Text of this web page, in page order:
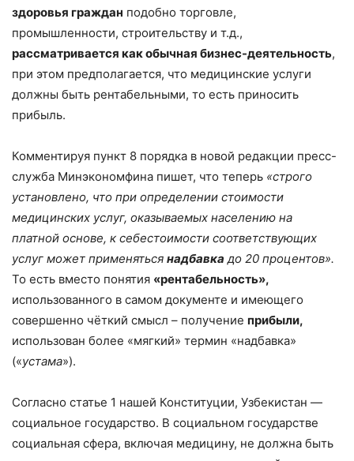
здоровья граждан подобно торговле,
промышленности, строительству и т.д.,
рассматривается как обычная бизнес-деятельность,
при этом предполагается, что медицинские услуги
должны быть рентабельными, то есть приносить
прибыль.
Комментируя пункт 8 порядка в новой редакции пресс-
служба Минэкономфина пишет, что теперь «строго
установлено, что при определении стоимости
медицинских услуг, оказываемых населению на
платной основе, к себестоимости соответствующих
услуг может применяться надбавка до 20 процентов».
То есть вместо понятия «рентабельность»,
использованного в самом документе и имеющего
совершенно чёткий смысл – получение прибыли,
использован более «мягкий» термин «надбавка»
(«устама»).
Согласно статье 1 нашей Конституции, Узбекистан —
социальное государство. В социальном государстве
социальная сфера, включая медицину, не должна быть